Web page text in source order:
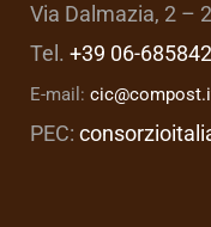
Via Dalmazia, 2 –
Tel. +39 06-
E-mail:
PEC: